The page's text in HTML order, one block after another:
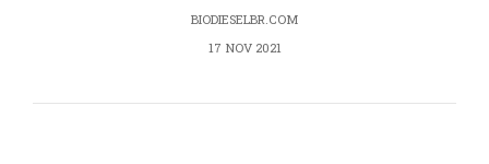
BIODIESELBR.COM
17 NOV 2021